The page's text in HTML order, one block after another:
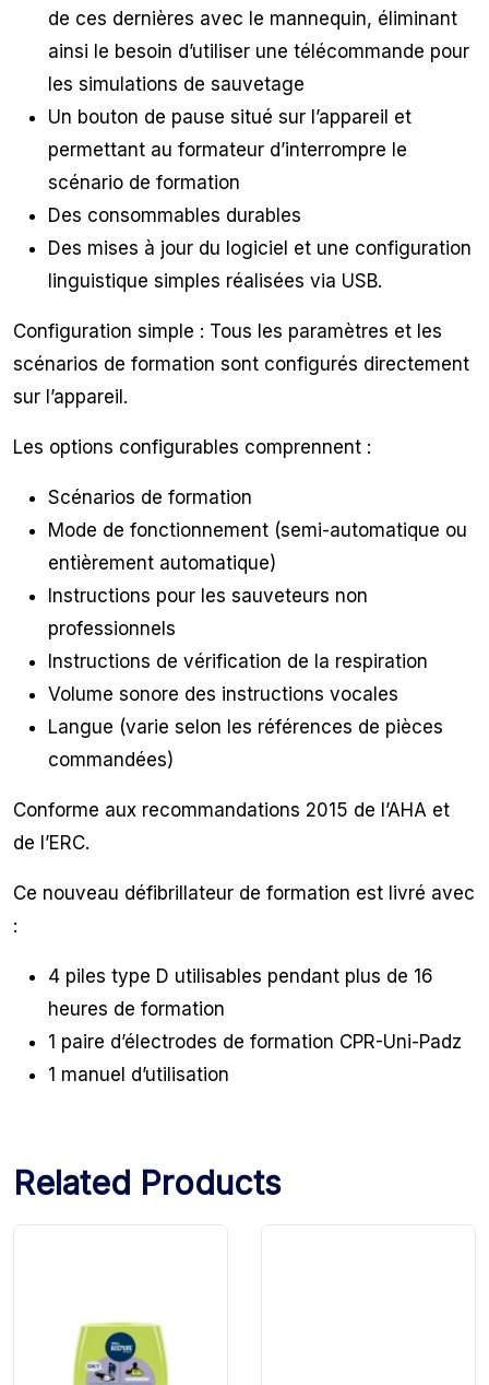
de ces dernières avec le mannequin, éliminant
ainsi le besoin d’utiliser une télécommande pour
les simulations de sauvetage
Un bouton de pause situé sur l’appareil et
permettant au formateur d’interrompre le
scénario de formation
Des consommables durables
Des mises à jour du logiciel et une configuration
linguistique simples réalisées via USB.
Configuration simple : Tous les paramètres et les
scénarios de formation sont configurés directement
sur l’appareil.
Les options configurables comprennent :
Scénarios de formation
Mode de fonctionnement (semi-automatique ou
entièrement automatique)
Instructions pour les sauveteurs non
professionnels
Instructions de vérification de la respiration
Volume sonore des instructions vocales
Langue (varie selon les références de pièces
commandées)
Conforme aux recommandations 2015 de l’AHA et
de l’ERC.
Ce nouveau défibrillateur de formation est livré avec
:
4 piles type D utilisables pendant plus de 16
heures de formation
1 paire d’électrodes de formation CPR-Uni-Padz
1 manuel d’utilisation
Related Products